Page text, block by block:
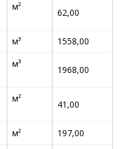
м²
62,00
м³
1558,00
м³
1968,00
м²
41,00
м²
197,00